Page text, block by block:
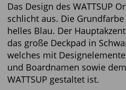
Das Design des WATTSUP
schlicht aus. Die
helles Blau. Der
das große Deckpad in
welches mit
und Boardnamen sowie
WATTSUP gestaltet ist.